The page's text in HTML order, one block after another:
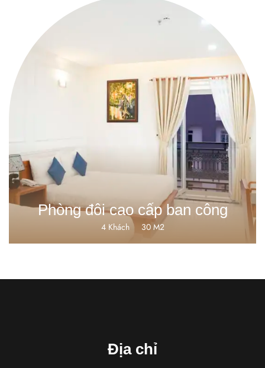
VNĐ550000
Phòng đôi cao cấp ban công
4 Khách 30 M2
Địa chỉ